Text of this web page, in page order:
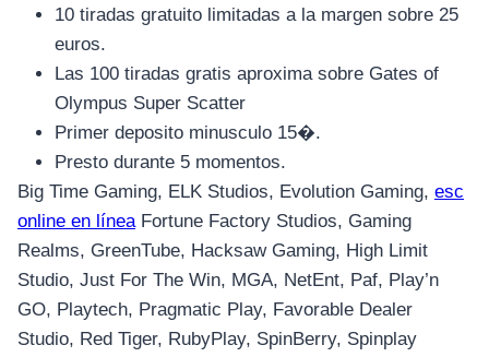
10 tiradas gratuito limitadas a la margen sobre 25
euros.
Las 100 tiradas gratis aproxima sobre Gates of
Olympus Super Scatter
Primer deposito minusculo 15�.
Presto durante 5 momentos.
Big Time Gaming, ELK Studios, Evolution Gaming, esc
online en líneaFortune Factory Studios, Gaming
Realms, GreenTube, Hacksaw Gaming, High Limit
Studio, Just For The Win, MGA, NetEnt, Paf, Play’n
GO, Playtech, Pragmatic Play, Favorable Dealer
Studio, Red Tiger, RubyPlay, SpinBerry, Spinplay